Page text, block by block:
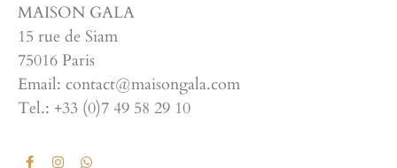
MAISON GALA
15 rue de Siam
75016 Paris
Email: contact@maisongala.com
Tel.: +33 (0)7 49 58 29 10